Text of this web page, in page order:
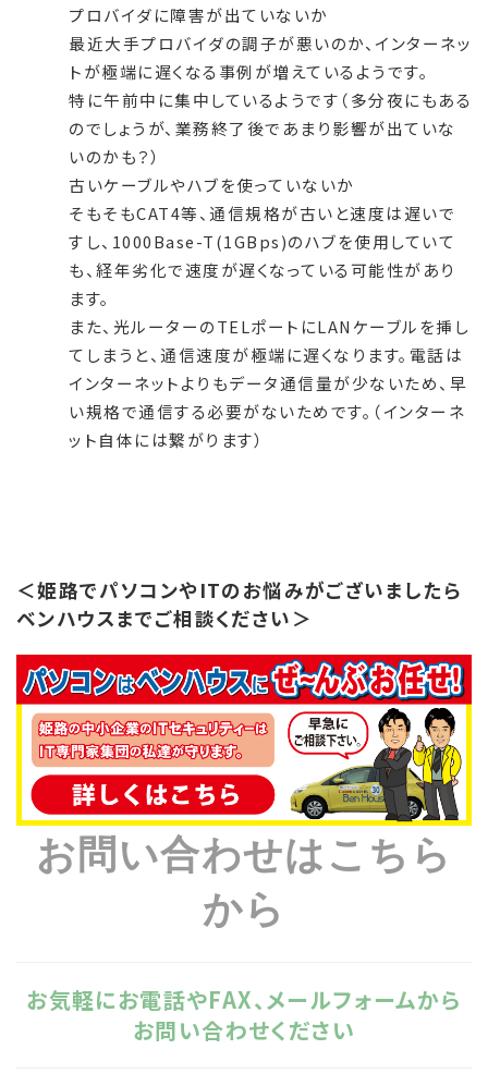
プロバイダに障害が出ていないか
最近大手プロバイダの調子が悪いのか、インターネッ
トが極端に遅くなる事例が増えているようです。
特に午前中に集中しているようです（多分夜にもある
のでしょうが、業務終了後であまり影響が出ていな
いのかも？）
古いケーブルやハブを使っていないか
そもそもCAT4等、通信規格が古いと速度は遅いで
すし、1000Base-T(1GBps)のハブを使用していて
も、経年劣化で速度が遅くなっている可能性があり
ます。
また、光ルーターのTELポートにLANケーブルを挿し
てしまうと、通信速度が極端に遅くなります。電話は
インターネットよりもデータ通信量が少ないため、早
い規格で通信する必要がないためです。（インターネ
ット自体には繋がります）
＜姫路でパソコンやITのお悩みがございましたら
ベンハウスまでご相談ください＞
お問い合わせはこちら
から
お気軽にお電話やFAX、メールフォームから
お問い合わせください